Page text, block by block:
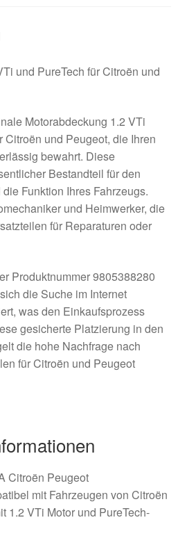
und PureTech für Citroën und
Motorabdeckung 1.2 VTi
Citroën und Peugeot, die Ihren
bewahrt. Diese
Bestandteil für den
Funktion Ihres Fahrzeugs.
und Heimwerker, die
für Reparaturen oder
Produktnummer 9805388280
die Suche im Internet
was den Einkaufsprozess
gesicherte Platzierung in den
die hohe Nachfrage nach
für Citroën und Peugeot
Citroën Peugeot
mit Fahrzeugen von Citroën
1.2 VTi Motor und PureTech-